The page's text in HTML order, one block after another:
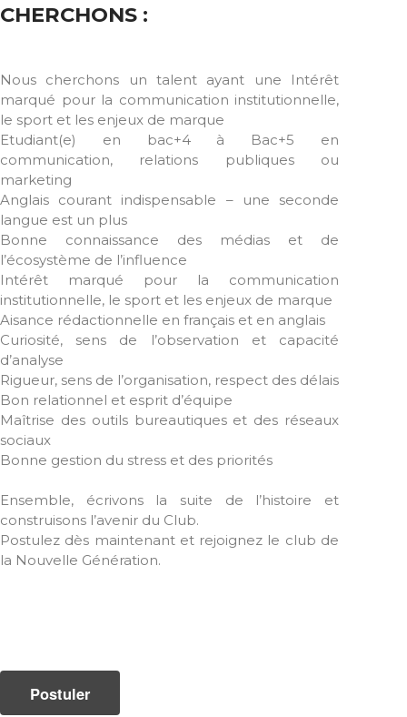
CHERCHONS :
Nous cherchons un talent ayant une Intérêt
marqué pour la communication institutionnelle,
le sport et les enjeux de marque
Etudiant(e) en bac+4 à Bac+5 en
communication, relations publiques ou
marketing
Anglais courant indispensable – une seconde
langue est un plus
Bonne connaissance des médias et de
l’écosystème de l’influence
Intérêt marqué pour la communication
institutionnelle, le sport et les enjeux de marque
Aisance rédactionnelle en français et en anglais
Curiosité, sens de l’observation et capacité
d’analyse
Rigueur, sens de l’organisation, respect des délais
Bon relationnel et esprit d’équipe
Maîtrise des outils bureautiques et des réseaux
sociaux
Bonne gestion du stress et des priorités
Ensemble, écrivons la suite de l’histoire et
construisons l’avenir du Club.
Postulez dès maintenant et rejoignez le club de
la Nouvelle Génération.